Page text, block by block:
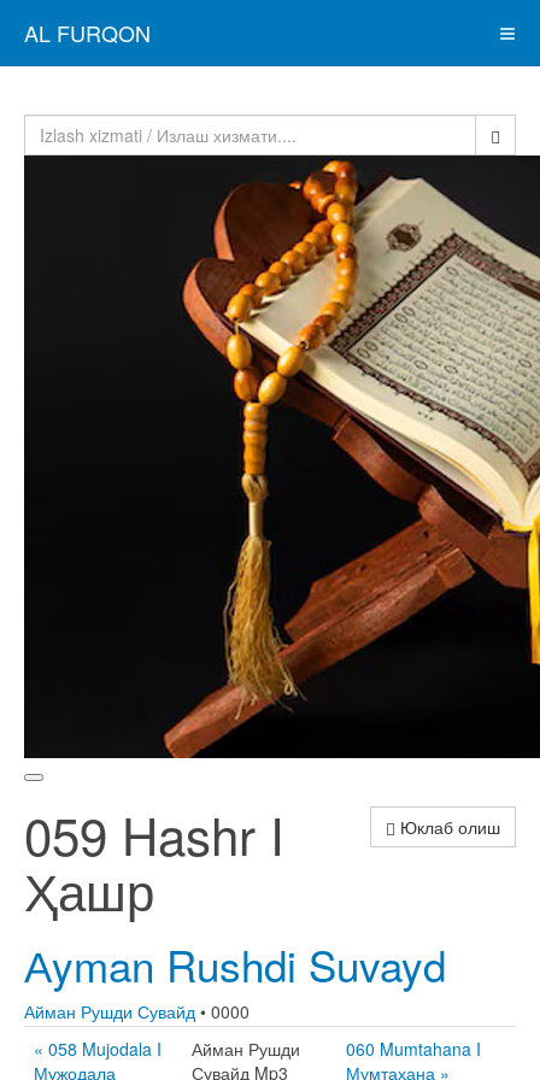
AL FURQON
Юклаб олиш
059 Hashr I
Ҳашр
Аyman Rushdi Suvayd
Айман Рушди Сувайд • 0000
« 058 Mujodala I
Мужодала
Айман Рушди
Сувайд Mp3
060 Mumtahana I
Мумтаҳана »